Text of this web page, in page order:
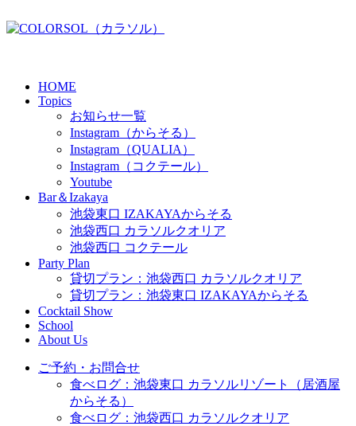
HOME
Topics
お知らせ一覧
Instagram（からそる）
Instagram（QUALIA）
Instagram（コクテール）
Youtube
Bar＆Izakaya
池袋東口 IZAKAYAからそる
池袋西口 カラソルクオリア
池袋西口 コクテール
Party Plan
貸切プラン：池袋西口 カラソルクオリア
貸切プラン：池袋東口 IZAKAYAからそる
Cocktail Show
School
About Us
ご予約・お問合せ
食べログ：池袋東口 カラソルリゾート（居酒屋
からそる）
食べログ：池袋西口 カラソルクオリア